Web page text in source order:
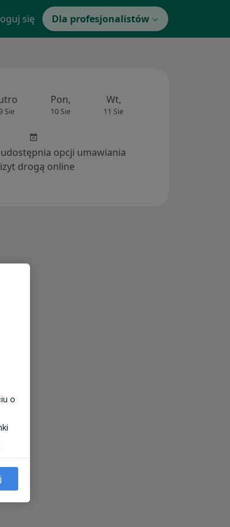
się Dla profesjonalistów
Sie
Pon,
10 Sie
Wt,
11 Sie
opcji umawiania
drogą online
o